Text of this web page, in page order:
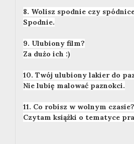
8. Wolisz spodnie czy
Spodnie.
9. Ulubiony film?
Za dużo ich :)
10. Twój ulubiony lakier do
Nie lubię malować paznokci.
11. Co robisz w wolnym czasie?
Czytam książki o tematyce